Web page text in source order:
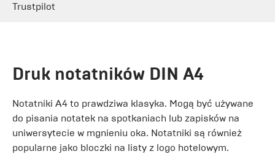
Trustpilot
Druk notatników DIN A4
Notatniki A4 to prawdziwa klasyka. Mogą być używane
do pisania notatek na spotkaniach lub zapisków na
uniwersytecie w mgnieniu oka. Notatniki są również
popularne jako bloczki na listy z logo hotelowym.